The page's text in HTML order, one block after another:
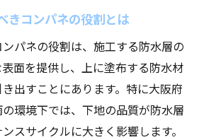
後悔しない業者選びのコツ
適した防水工事の実践例
候に合わせた防水工事の実践方
きコンパネの役割とは
パネの役割は、施工する防水層の
面を提供し、上に塗布する防水材
出すことにあります。特に大阪府
環境下では、下地の品質が防水層
スサイクルに大きく影響します。